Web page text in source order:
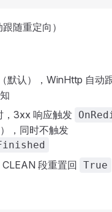
随重定向）
默认），WinHttp 自动
，3xx 响应触发
，同时不触发
段重置回 True